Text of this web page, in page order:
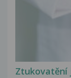
Ztukovatění